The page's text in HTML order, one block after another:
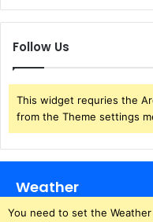
Follow Us
This widget requries the
from the Theme settings
Weather
You need to set the